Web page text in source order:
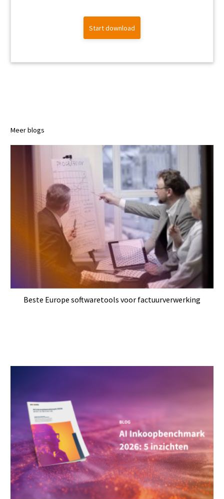
Start download
Meer blogs
Beste Europe softwaretools voor factuurverwerking